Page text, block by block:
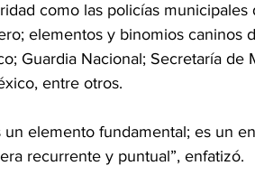
como las policías municipales
elementos y binomios caninos
Guardia Nacional; Secretaría de
entre otros.
elemento fundamental; es un
recurrente y puntual”, enfatizó.